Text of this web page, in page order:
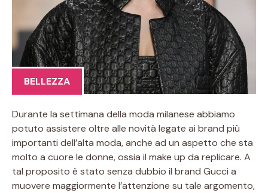
BELLEZZA
Durante la settimana della moda milanese abbiamo
potuto assistere oltre alle novità legate ai brand più
importanti dell’alta moda, anche ad un aspetto che sta
molto a cuore le donne, ossia il make up da replicare. A
tal proposito è stato senza dubbio il brand Gucci a
muovere maggiormente l’attenzione su tale argomento,